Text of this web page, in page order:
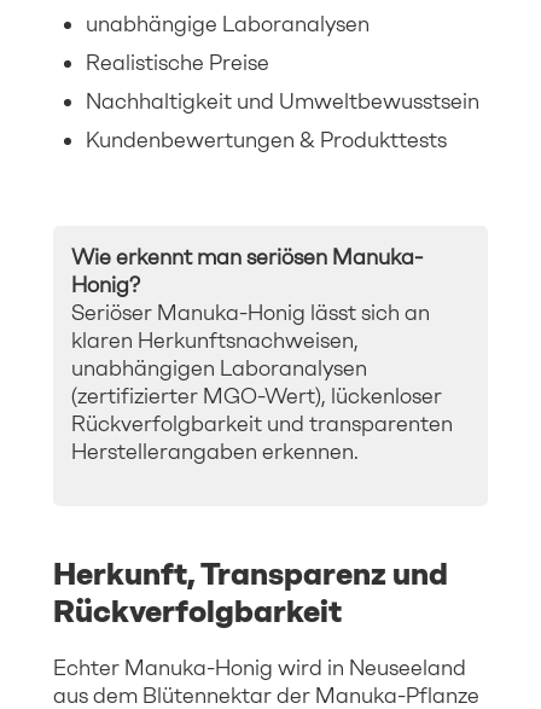
unabhängige Laboranalysen
Realistische Preise
Nachhaltigkeit und Umweltbewusstsein
Kundenbewertungen & Produkttests
Wie erkennt man seriösen Manuka-
Honig?
Seriöser Manuka-Honig lässt sich an
klaren Herkunftsnachweisen,
unabhängigen Laboranalysen
(zertifizierter MGO-Wert), lückenloser
Rückverfolgbarkeit und transparenten
Herstellerangaben erkennen.
Herkunft, Transparenz und
Rückverfolgbarkeit
Echter Manuka-Honig wird in Neuseeland
aus dem Blütennektar der Manuka-Pflanze